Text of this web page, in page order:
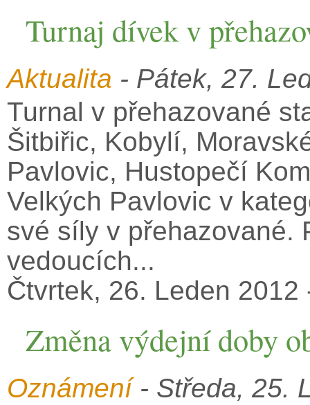
Turnaj dívek v
Aktualita - Pátek, 27.
Turnal v přehazované
Šitbiřic, Kobylí,
Pavlovic, Hustopečí
Velkých Pavlovic v
své síly v přehazované.
vedoucích...
Čtvrtek, 26. Leden 2012
Změna výdejní doby
Oznámení- Středa, 25.